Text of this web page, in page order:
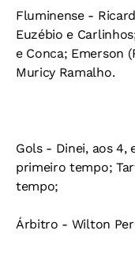
Fluminense -
Euzébio e
e Conca; Emerson
Muricy Ramalho.
Gols - Dinei, aos 4,
primeiro tempo;
tempo;
Árbitro - Wilton